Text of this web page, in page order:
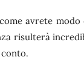
avrete
risulterà